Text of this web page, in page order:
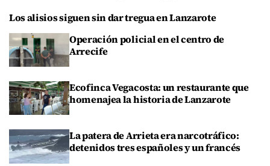
Los alisios siguen sin dar tregua en Lanzarote
Operación policial en el centro de
Arrecife
Ecofinca Vegacosta: un restaurante que
homenajea la historia de Lanzarote
La patera de Arrieta era narcotráfico:
detenidos tres españoles y un francés